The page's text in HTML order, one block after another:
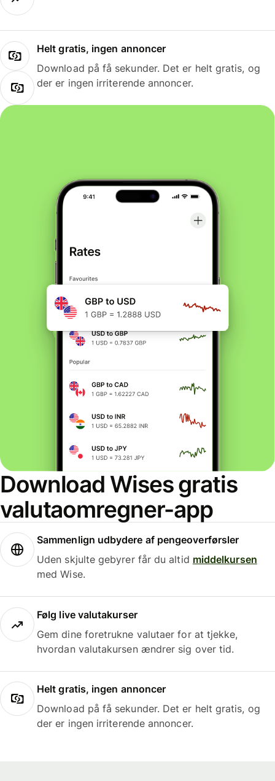
Helt gratis, ingen annoncer
Download på få sekunder. Det er helt gratis, og
der er ingen irriterende annoncer.
Download Wises gratis
valutaomregner-app
Sammenlign udbydere af pengeoverførsler
Uden skjulte gebyrer får du altid middelkursen
med Wise.
Følg live valutakurser
Gem dine foretrukne valutaer for at tjekke,
hvordan valutakursen ændrer sig over tid.
Helt gratis, ingen annoncer
Download på få sekunder. Det er helt gratis, og
der er ingen irriterende annoncer.